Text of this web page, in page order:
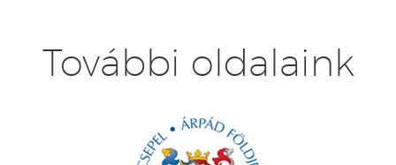
További oldalaink